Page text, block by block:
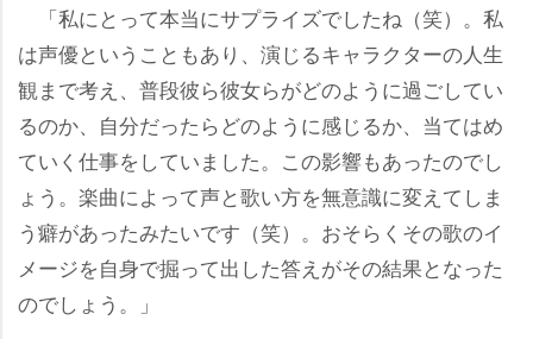
「私にとって本当にサプライズでしたね（笑）。私
は声優ということもあり、演じるキャラクターの人生
観まで考え、普段彼ら彼女らがどのように過ごしてい
るのか、自分だったらどのように感じるか、当てはめ
ていく仕事をしていました。この影響もあったのでし
ょう。楽曲によって声と歌い方を無意識に変えてしま
う癖があったみたいです（笑）。おそらくその歌のイ
メージを自身で掘って出した答えがその結果となった
のでしょう。」